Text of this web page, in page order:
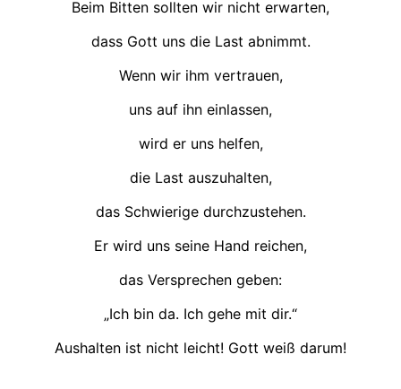
Beim Bitten sollten wir nicht erwarten,
dass Gott uns die Last abnimmt.
Wenn wir ihm vertrauen,
uns auf ihn einlassen,
wird er uns helfen,
die Last auszuhalten,
das Schwierige durchzustehen.
Er wird uns seine Hand reichen,
das Versprechen geben:
„Ich bin da. Ich gehe mit dir.“
Aushalten ist nicht leicht! Gott weiß darum!